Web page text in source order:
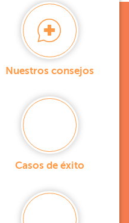
Nuestros consejos
Casos de éxito